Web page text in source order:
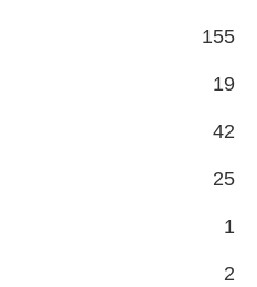
155
19
42
25
1
2